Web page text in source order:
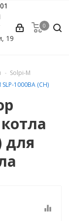
19
0
Solpi-M
1000BA (СН)
для
equalizer